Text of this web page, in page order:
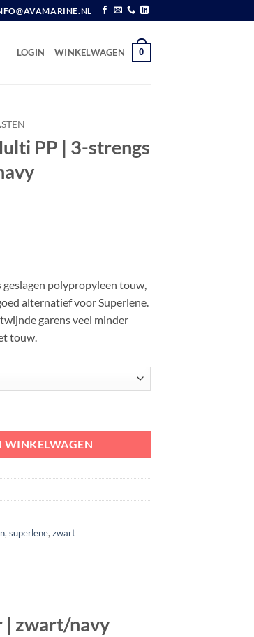
LOGIN WINKELWAGEN 0
PP | 3-strengs
geslagen polypropyleen touw,
alternatief voor Superlene.
garens veel minder
touw.
WINKELWAGEN
,superlene,zwart
| zwart/navy